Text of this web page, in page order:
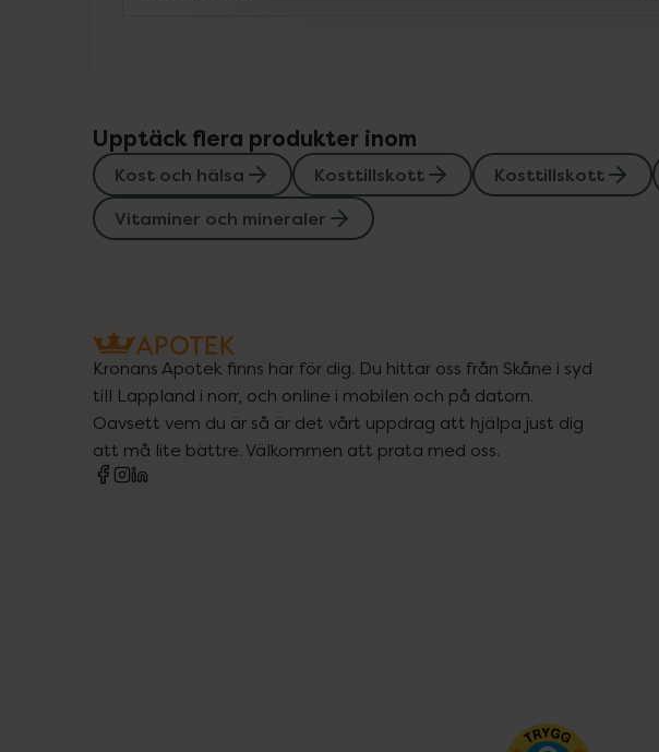
Upptäck flera produkter inom
Kost och hälsa Kosttillskott Kosttillskott
Vitaminer och mineraler
Kronans Apotek finns här för dig. Du hittar oss från Skåne i syd
till Lappland i norr, och online i mobilen och på datorn.
Oavsett vem du är så är det vårt uppdrag att hjälpa just dig
att må lite bättre. Välkommen att prata med oss.